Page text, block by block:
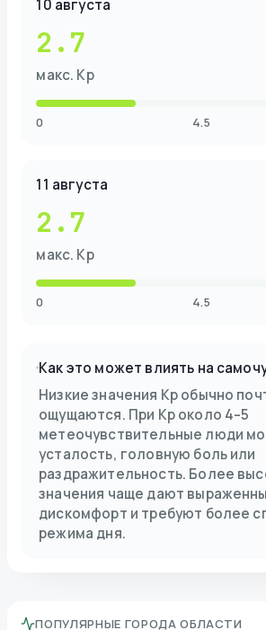
10 августа
2.7
макс. Kp
0 4.5
11 августа
2.7
макс. Kp
0 4.5
Как это может влиять на
Низкие значения Kp обычно
ощущаются. При Kp около 4–5
метеочувствительные люди
усталость, головную боль или
раздражительность. Более
значения чаще дают
дискомфорт и требуют более
режима дня.
ПОПУЛЯРНЫЕ ГОРОДА ОБЛАСТИ